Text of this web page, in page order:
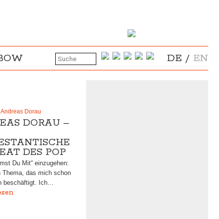
DE / EN
Dorau
DORAU –
DES POP
Du Mit“ einzugehen:
Thema, das mich schon
beschäftigt. Ich…